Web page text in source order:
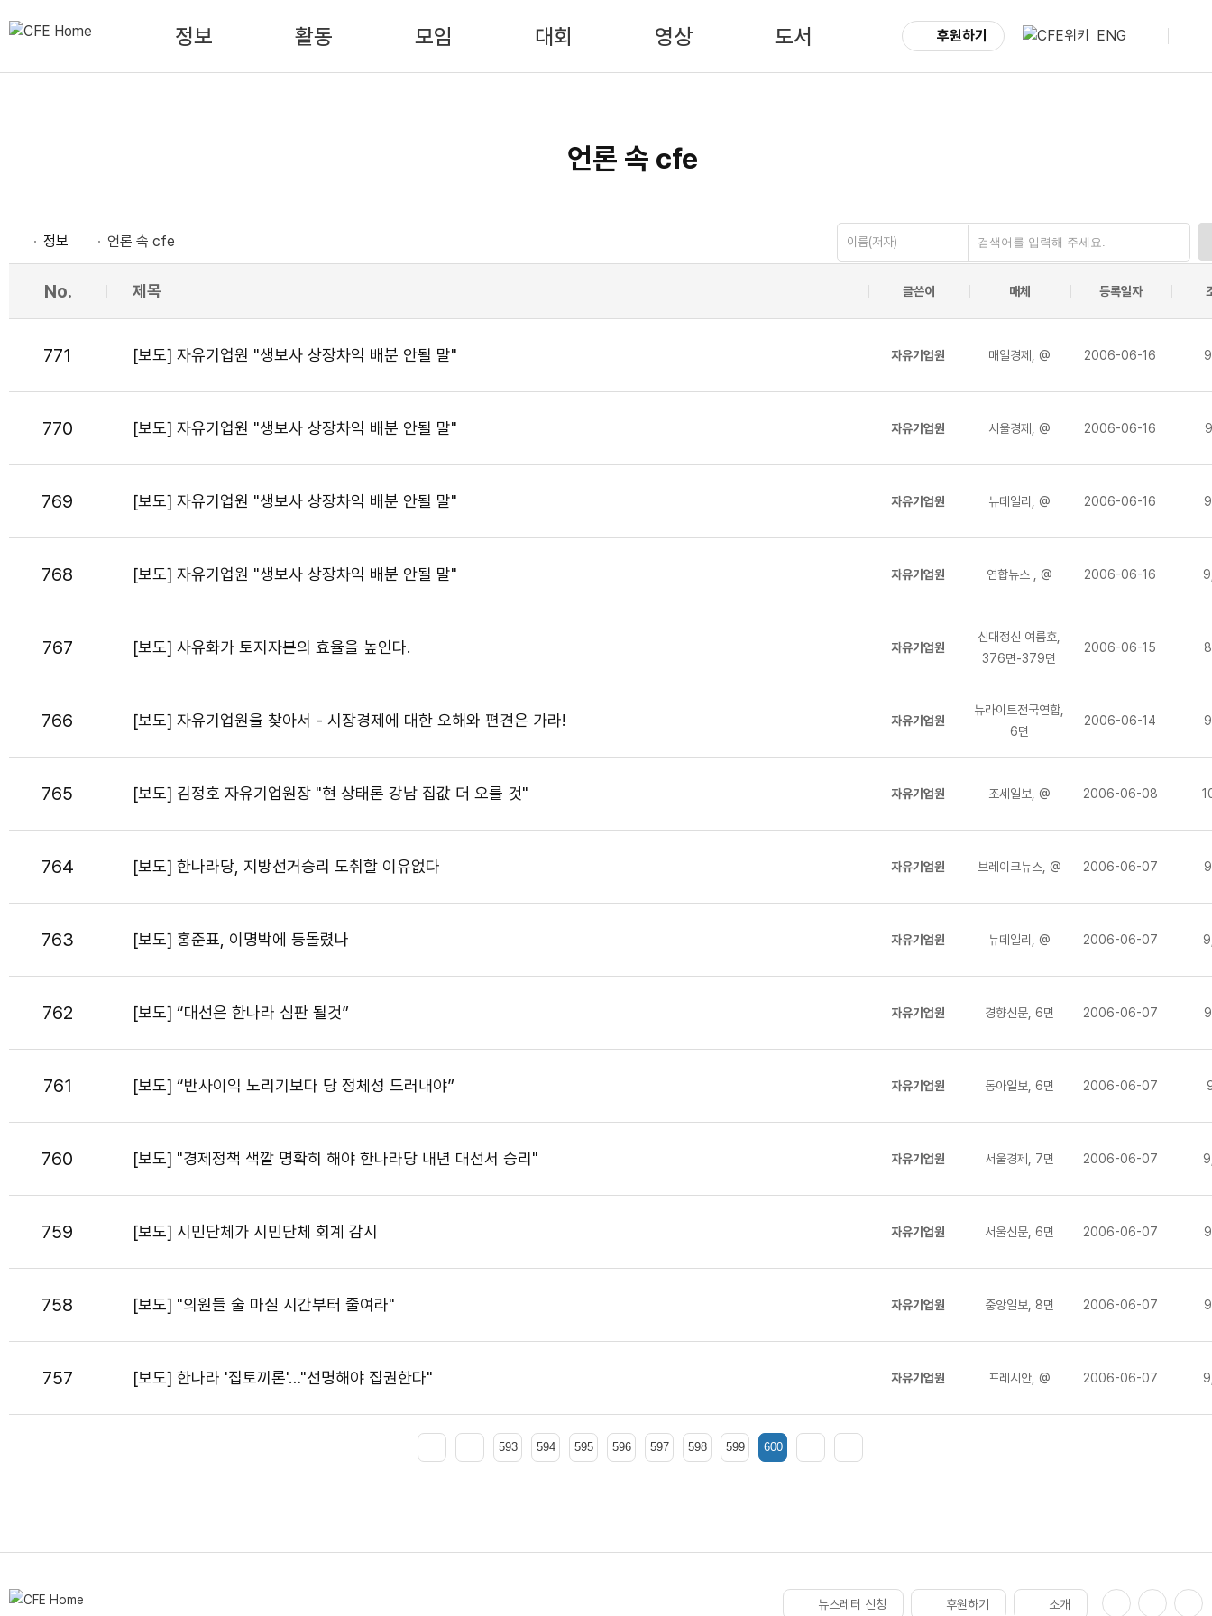
정보 활동 모임 대회 영상 도서 후원하기 ENG
언론 속 cfe
정보 언론 속 cfe 이름(저자)
No. 제목 글쓴이 매체 등록일자
771 [보도] 자유기업원 "생보사 상장차익 배분 안될 말" 자유기업원 매일경제, @ 2006-06-16
770 [보도] 자유기업원 "생보사 상장차익 배분 안될 말" 자유기업원 서울경제, @ 2006-06-16
769 [보도] 자유기업원 "생보사 상장차익 배분 안될 말" 자유기업원 뉴데일리, @ 2006-06-16
768 [보도] 자유기업원 "생보사 상장차익 배분 안될 말" 자유기업원 연합뉴스 , @ 2006-06-16
767 [보도] 사유화가 토지자본의 효율을 높인다. 자유기업원
신대정신 여름호,
376면-379면
2006-06-15
766 [보도] 자유기업원을 찾아서 - 시장경제에 대한 오해와 편견은 가라! 자유기업원
뉴라이트전국연합,
6면
2006-06-14
765 [보도] 김정호 자유기업원장 "현 상태론 강남 집값 더 오를 것" 자유기업원 조세일보, @ 2006-06-08
764 [보도] 한나라당, 지방선거승리 도취할 이유없다 자유기업원 브레이크뉴스, @ 2006-06-07
763 [보도] 홍준표, 이명박에 등돌렸나 자유기업원 뉴데일리, @ 2006-06-07
762 [보도] “대선은 한나라 심판 될것” 자유기업원 경향신문, 6면 2006-06-07
761 [보도] “반사이익 노리기보다 당 정체성 드러내야” 자유기업원 동아일보, 6면 2006-06-07
760 [보도] "경제정책 색깔 명확히 해야 한나라당 내년 대선서 승리" 자유기업원 서울경제, 7면 2006-06-07
759 [보도] 시민단체가 시민단체 회계 감시 자유기업원 서울신문, 6면 2006-06-07
758 [보도] "의원들 술 마실 시간부터 줄여라" 자유기업원 중앙일보, 8면 2006-06-07
757 [보도] 한나라 '집토끼론'…"선명해야 집권한다" 자유기업원 프레시안, @ 2006-06-07
593 594 595 596 597 598 599 600
뉴스레터 신청 후원하기 소개